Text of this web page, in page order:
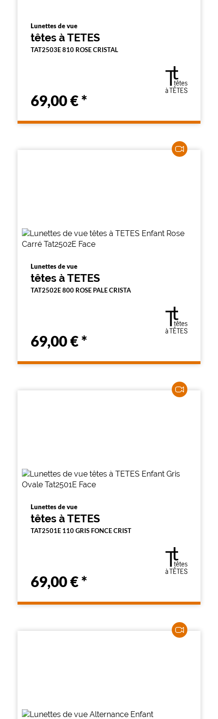
Lunettes de vue
têtes à TETES
TAT2503E 810 ROSE CRISTAL
69,00 €*
Lunettes de vue
têtes à TETES
TAT2502E 800 ROSE PALE CRISTA
69,00 €*
Lunettes de vue
têtes à TETES
TAT2501E 110 GRIS FONCE CRIST
69,00 €*